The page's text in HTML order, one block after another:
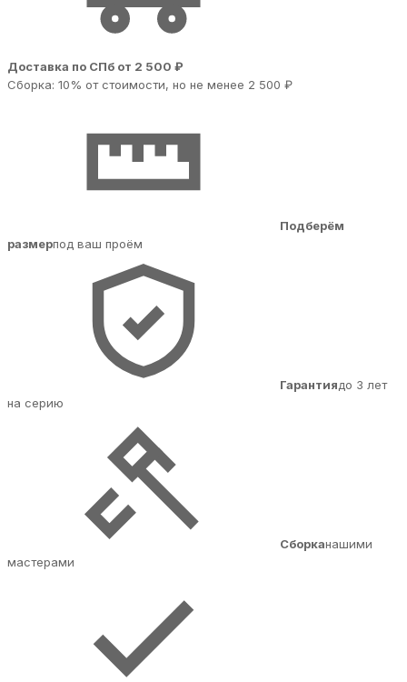
Доставка по СПб от 2 500 ₽
Сборка: 10% от стоимости, но не менее 2 500 ₽
Подберём
размерпод ваш проём
Гарантиядо 3 лет
на серию
Сборканашими
мастерами